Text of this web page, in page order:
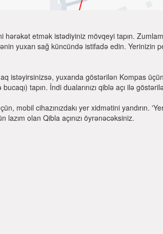
etmək istədiyiniz mövqeyi tapın.
yuxarı sağ küncündə istifadə edin.
istəyirsinizsə, yuxarıda göstərilən Kompas
tapın. İndi dualarınızı qiblə açı ilə
mobil cihazınızdakı yer xidmətini yandırın.
olan Qibla açınızı öyrənəcəksiniz.